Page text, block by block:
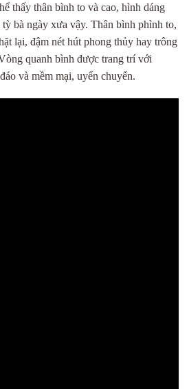
thấy thân bình to và cao, hình dáng
bà ngày xưa vậy. Thân bình phình to,
lại, đậm nét hút phong thủy hay trông
quanh bình được trang trí với
và mềm mại, uyển chuyển.